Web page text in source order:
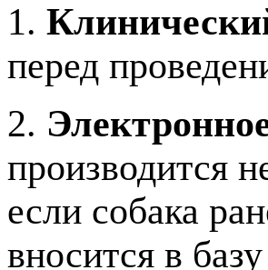
1.
перед
2.
производится
если собака
вносится в